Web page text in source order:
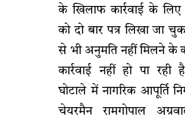
के खिलाफ कार्रवाई के
को दो बार पत्र लिखा जा
से भी अनुमति नहीं मिलने के
कार्रवाई नहीं हो पा रही
घोटाले में नागरिक आपूर्ति
चेयरमैन रामगोपाल